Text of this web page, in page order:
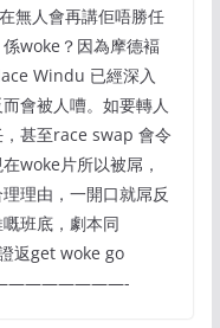
無人會再講佢唔勝任
woke？因為摩德褔
Windu 已經深入
會被人嘈。如要轉人
甚至race swap 會令
woke片所以被屌，
理由，一開口就屌反
班底，劇本同
返get woke go